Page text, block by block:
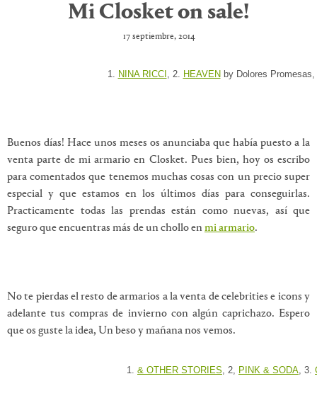
Mi Closket on sale!
17 septiembre, 2014
1. NINA RICCI , 2. HEAVENby Dolores
Buenos días! Hace unos meses os anunciaba que había puesto a la
venta parte de mi armario en Closket. Pues bien, hoy os escribo
para comentados que tenemos muchas cosas con un precio super
especial y que estamos en los últimos días para conseguirlas.
Practicamente todas las prendas están como nuevas, así que
seguro que encuentras más de un chollo enmi armario.
No te pierdas el resto de armarios a la venta de celebrities e icons y
adelante tus compras de invierno con algún caprichazo. Espero
que os guste la idea, Un beso y mañana nos vemos.
1. & OTHER STORIES , 2, PINK & SODA , 3.